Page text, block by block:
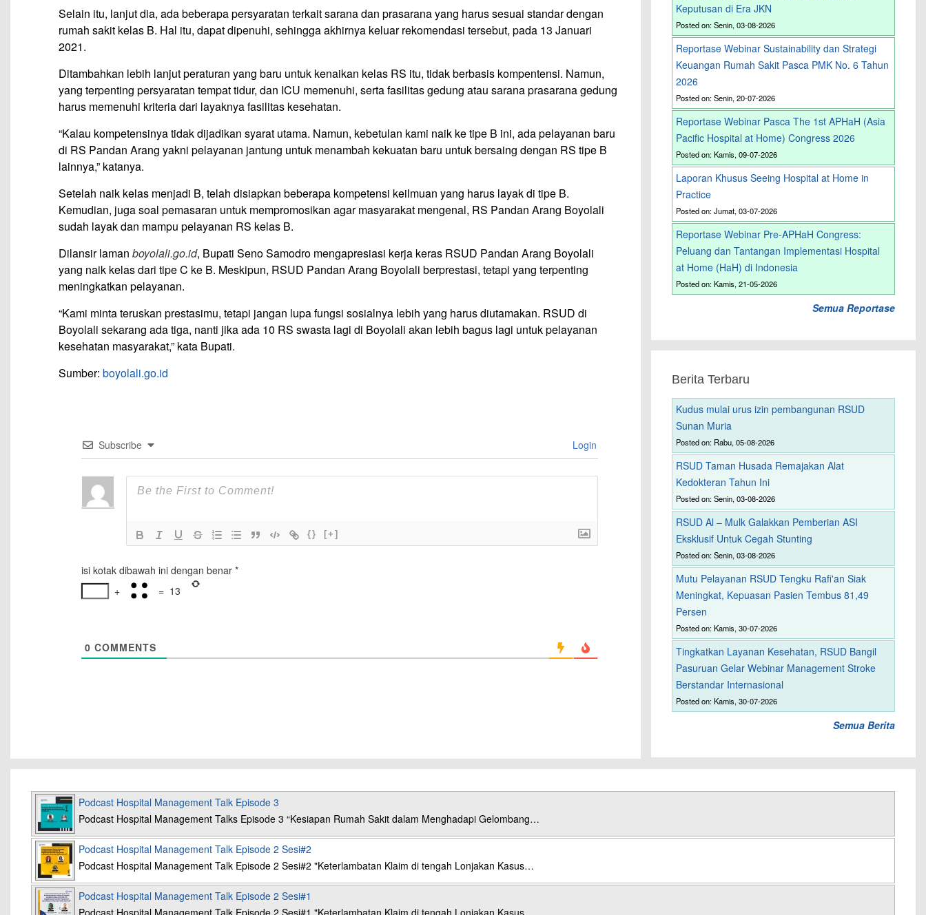
Selain itu, lanjut dia, ada beberapa persyaratan terkait sarana dan prasarana yang harus sesuai standar dengan
rumah sakit kelas B. Hal itu, dapat dipenuhi, sehingga akhirnya keluar rekomendasi tersebut, pada 13 Januari
2021.
Ditambahkan lebih lanjut peraturan yang baru untuk kenaikan kelas RS itu, tidak berbasis kompentensi. Namun,
yang terpenting persyaratan tempat tidur, dan ICU memenuhi, serta fasilitas gedung atau sarana prasarana gedung
harus memenuhi kriteria dari layaknya fasilitas kesehatan.
“Kalau kompetensinya tidak dijadikan syarat utama. Namun, kebetulan kami naik ke tipe B ini, ada pelayanan baru
di RS Pandan Arang yakni pelayanan jantung untuk menambah kekuatan baru untuk bersaing dengan RS tipe B
lainnya,” katanya.
Setelah naik kelas menjadi B, telah disiapkan beberapa kompetensi keilmuan yang harus layak di tipe B.
Kemudian, juga soal pemasaran untuk mempromosikan agar masyarakat mengenal, RS Pandan Arang Boyolali
sudah layak dan mampu pelayanan RS kelas B.
Dilansir laman boyolali.go.id, Bupati Seno Samodro mengapresiasi kerja keras RSUD Pandan Arang Boyolali
yang naik kelas dari tipe C ke B. Meskipun, RSUD Pandan Arang Boyolali berprestasi, tetapi yang terpenting
meningkatkan pelayanan.
“Kami minta teruskan prestasimu, tetapi jangan lupa fungsi sosialnya lebih yang harus diutamakan. RSUD di
Boyolali sekarang ada tiga, nanti jika ada 10 RS swasta lagi di Boyolali akan lebih bagus lagi untuk pelayanan
kesehatan masyarakat,” kata Bupati.
Sumber: boyolali.go.id
Subscribe Login
{} [+]
isi kotak dibawah ini dengan benar*
+
= 13
0 COMMENTS
Keputusan di Era JKN
Posted on: Senin, 03-08-2026
Reportase Webinar Sustainability dan Strategi
Keuangan Rumah Sakit Pasca PMK No. 6 Tahun
2026
Posted on: Senin, 20-07-2026
Reportase Webinar Pasca The 1st APHaH (Asia
Pacific Hospital at Home) Congress 2026
Posted on: Kamis, 09-07-2026
Laporan Khusus Seeing Hospital at Home in
Practice
Posted on: Jumat, 03-07-2026
Reportase Webinar Pre-APHaH Congress:
Peluang dan Tantangan Implementasi Hospital
at Home (HaH) di Indonesia
Posted on: Kamis, 21-05-2026
Semua Reportase
Berita Terbaru
Kudus mulai urus izin pembangunan RSUD
Sunan Muria
Posted on: Rabu, 05-08-2026
RSUD Taman Husada Remajakan Alat
Kedokteran Tahun Ini
Posted on: Senin, 03-08-2026
RSUD Al – Mulk Galakkan Pemberian ASI
Eksklusif Untuk Cegah Stunting
Posted on: Senin, 03-08-2026
Mutu Pelayanan RSUD Tengku Rafi'an Siak
Meningkat, Kepuasan Pasien Tembus 81,49
Persen
Posted on: Kamis, 30-07-2026
Tingkatkan Layanan Kesehatan, RSUD Bangil
Pasuruan Gelar Webinar Management Stroke
Berstandar Internasional
Posted on: Kamis, 30-07-2026
Semua Berita
Podcast Hospital Management Talk Episode 3
Podcast Hospital Management Talks Episode 3 “Kesiapan Rumah Sakit dalam Menghadapi Gelombang…
Podcast Hospital Management Talk Episode 2 Sesi#2
Podcast Hospital Management Talk Episode 2 Sesi#2 "Keterlambatan Klaim di tengah Lonjakan Kasus…
Podcast Hospital Management Talk Episode 2 Sesi#1